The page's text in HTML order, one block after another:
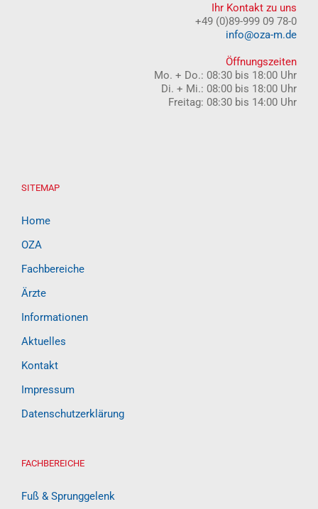
Ihr Kontakt zu uns
+49 (0)89-999 09 78-0
info@oza-m.de
Öffnungszeiten
Mo. + Do.: 08:30 bis 18:00 Uhr
Di. + Mi.: 08:00 bis 18:00 Uhr
Freitag: 08:30 bis 14:00 Uhr
SITEMAP
Home
OZA
Fachbereiche
Ärzte
Informationen
Aktuelles
Kontakt
Impressum
Datenschutzerklärung
FACHBEREICHE
Fuß & Sprunggelenk